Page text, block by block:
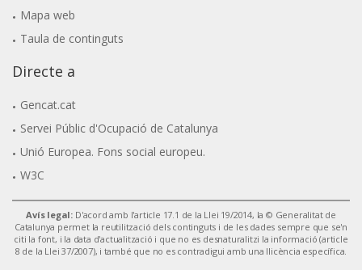
Mapa web
Taula de continguts
Directe a
Gencat.cat
Servei Públic d'Ocupació de Catalunya
Unió Europea. Fons social europeu.
W3C
Avís legal: D'acord amb l'article 17.1 de la Llei 19/2014, la © Generalitat de
Catalunya permet la reutilització dels continguts i de les dades sempre que se'n
citi la font, i la data d'actualització i que no es desnaturalitzi la informació (article
8 de la Llei 37/2007), i també que no es contradigui amb una llicència específica.